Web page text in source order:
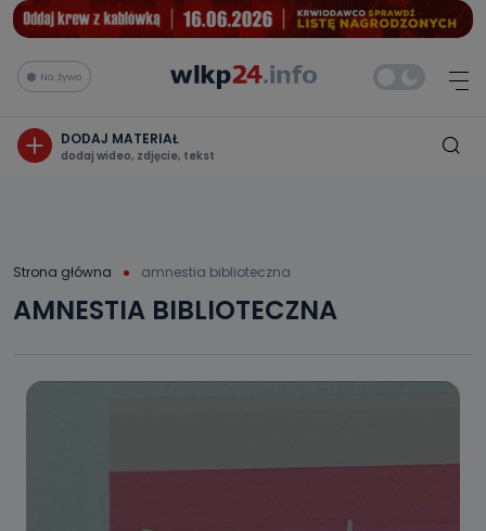
Na żywo
DODAJ MATERIAŁ
dodaj wideo, zdjęcie, tekst
Strona główna amnestia biblioteczna
AMNESTIA BIBLIOTECZNA